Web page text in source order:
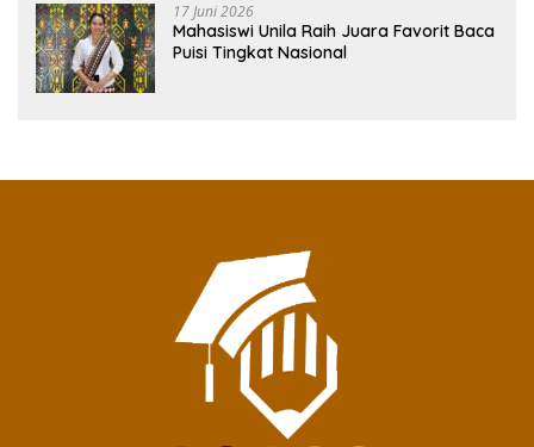
17 Juni 2026
Mahasiswi Unila Raih Juara Favorit Baca
Puisi Tingkat Nasional